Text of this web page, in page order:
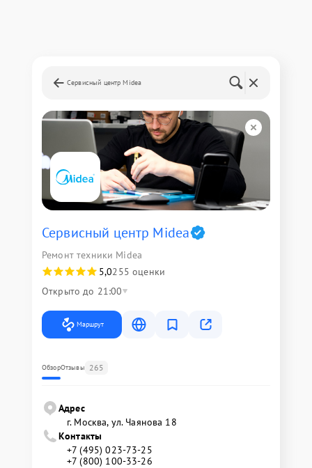
Сервисный центр Midea
Сервисный центр Midea
Ремонт техники Midea
5,0255 оценки
Открыто до 21:00
Маршрут
ОбзорОтзывы 265
Адрес
г. Москва, ул. Чаянова 18
Контакты
+7 (495) 023-73-25
+7 (800) 100-33-26